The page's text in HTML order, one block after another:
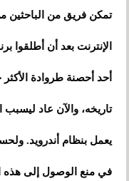
تمكن فريق من الباحثين
أحد أحصنة طروادة
يعمل بنظام أندرويد.
في منع الوصول إلى هذه